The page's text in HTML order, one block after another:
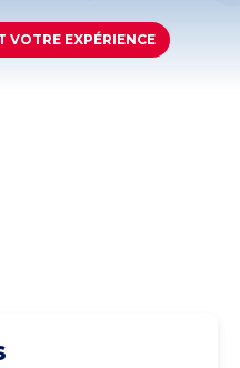
VOTRE EXPÉRIENCE